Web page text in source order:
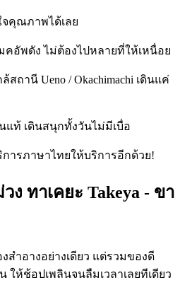
จคุณภาพได้เลย
คอัพดัง ไม่ต้องไปหลายที่ให้เหนื่อย
สถานี Ueno / Okachimachi เดินแค่
แท้ เดินสนุกทั้งวันไม่มีเบื่อ
ารภาษาไทยให้บริการอีกด้วย!
ง ทาเคยะ Takeya - ขา
ำอางอย่างเดียว แต่รวมของดี
ให้ช้อปเพลินจนลืมเวลาเลยทีเดียว